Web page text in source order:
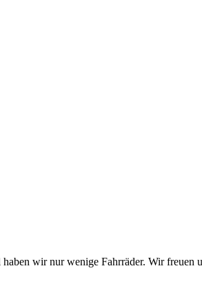
wir nur wenige Fahrräder. Wir freuen